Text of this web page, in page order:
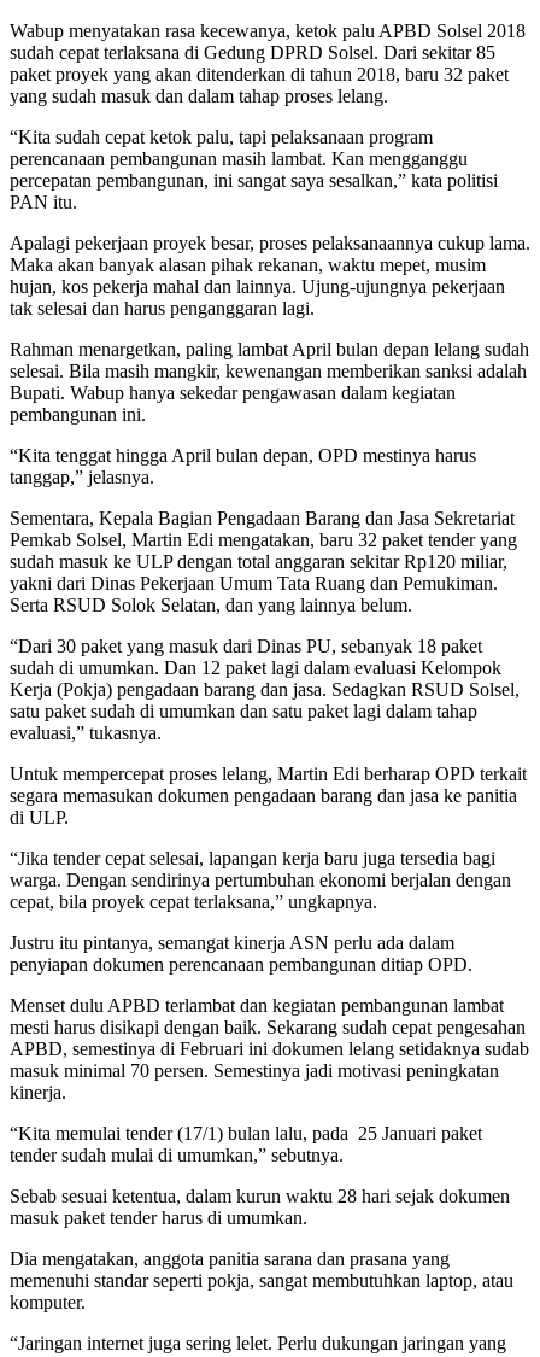
Wabup menyatakan rasa kecewanya, ketok palu APBD Solsel 2018
sudah cepat terlaksana di Gedung DPRD Solsel. Dari sekitar 85
paket proyek yang akan ditenderkan di tahun 2018, baru 32 paket
yang sudah masuk dan dalam tahap proses lelang.
“Kita sudah cepat ketok palu, tapi pelaksanaan program
perencanaan pembangunan masih lambat. Kan mengganggu
percepatan pembangunan, ini sangat saya sesalkan,” kata politisi
PAN itu.
Apalagi pekerjaan proyek besar, proses pelaksanaannya cukup lama.
Maka akan banyak alasan pihak rekanan, waktu mepet, musim
hujan, kos pekerja mahal dan lainnya. Ujung-ujungnya pekerjaan
tak selesai dan harus penganggaran lagi.
Rahman menargetkan, paling lambat April bulan depan lelang sudah
selesai. Bila masih mangkir, kewenangan memberikan sanksi adalah
Bupati. Wabup hanya sekedar pengawasan dalam kegiatan
pembangunan ini.
“Kita tenggat hingga April bulan depan, OPD mestinya harus
tanggap,” jelasnya.
Sementara, Kepala Bagian Pengadaan Barang dan Jasa Sekretariat
Pemkab Solsel, Martin Edi mengatakan, baru 32 paket tender yang
sudah masuk ke ULP dengan total anggaran sekitar Rp120 miliar,
yakni dari Dinas Pekerjaan Umum Tata Ruang dan Pemukiman.
Serta RSUD Solok Selatan, dan yang lainnya belum.
“Dari 30 paket yang masuk dari Dinas PU, sebanyak 18 paket
sudah di umumkan. Dan 12 paket lagi dalam evaluasi Kelompok
Kerja (Pokja) pengadaan barang dan jasa. Sedagkan RSUD Solsel,
satu paket sudah di umumkan dan satu paket lagi dalam tahap
evaluasi,” tukasnya.
Untuk mempercepat proses lelang, Martin Edi berharap OPD terkait
segara memasukan dokumen pengadaan barang dan jasa ke panitia
di ULP.
“Jika tender cepat selesai, lapangan kerja baru juga tersedia bagi
warga. Dengan sendirinya pertumbuhan ekonomi berjalan dengan
cepat, bila proyek cepat terlaksana,” ungkapnya.
Justru itu pintanya, semangat kinerja ASN perlu ada dalam
penyiapan dokumen perencanaan pembangunan ditiap OPD.
Menset dulu APBD terlambat dan kegiatan pembangunan lambat
mesti harus disikapi dengan baik. Sekarang sudah cepat pengesahan
APBD, semestinya di Februari ini dokumen lelang setidaknya sudab
masuk minimal 70 persen. Semestinya jadi motivasi peningkatan
kinerja.
“Kita memulai tender (17/1) bulan lalu, pada 25 Januari paket
tender sudah mulai di umumkan,” sebutnya.
Sebab sesuai ketentua, dalam kurun waktu 28 hari sejak dokumen
masuk paket tender harus di umumkan.
Dia mengatakan, anggota panitia sarana dan prasana yang
memenuhi standar seperti pokja, sangat membutuhkan laptop, atau
komputer.
“Jaringan internet juga sering lelet. Perlu dukungan jaringan yang